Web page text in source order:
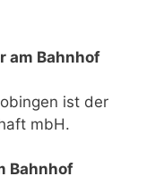
am Bahnhof
ist der
mbH.
Bahnhof